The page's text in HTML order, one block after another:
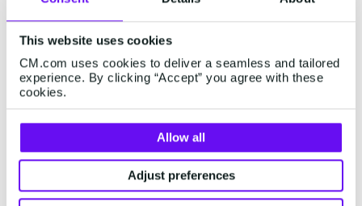
This website uses cookies
CM.com uses cookies to deliver a seamless and tailored
experience. By clicking “Accept” you agree with these
cookies.
Allow all
Adjust preferences
We handelen momenteel via CM.com
meer dan 300 meldingen per dag
(115.000 per jaar) af, waardoor
worden veiliger thuis te wonen.